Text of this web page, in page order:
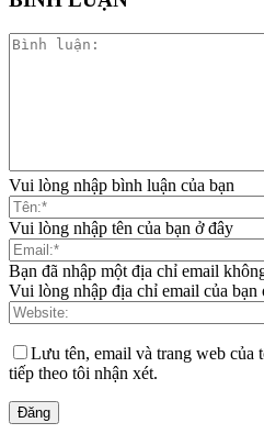
Vui lòng nhập bình luận của bạn
Vui lòng nhập tên của bạn ở đây
Bạn đã nhập một địa chỉ email
Vui lòng nhập địa chỉ email của bạn
Lưu tên, email và trang web của
tiếp theo tôi nhận xét.